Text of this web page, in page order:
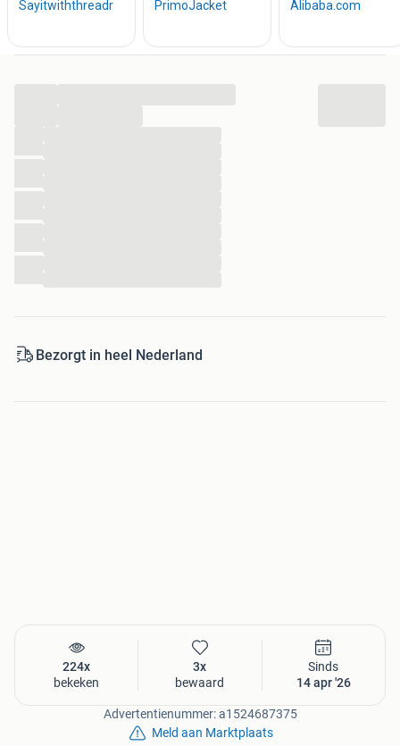
Bezorgt in heel Nederland
224x
bekeken
3x
bewaard
Sinds
14 apr '26
Advertentienummer: a1524687375
Meld aan Marktplaats